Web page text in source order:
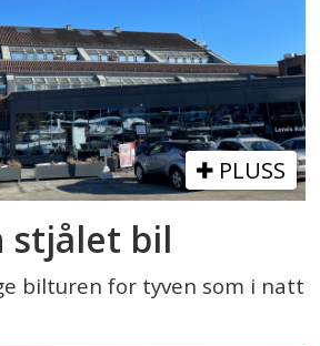
PLUSS
stjålet bil
bilturen for tyven som i natt